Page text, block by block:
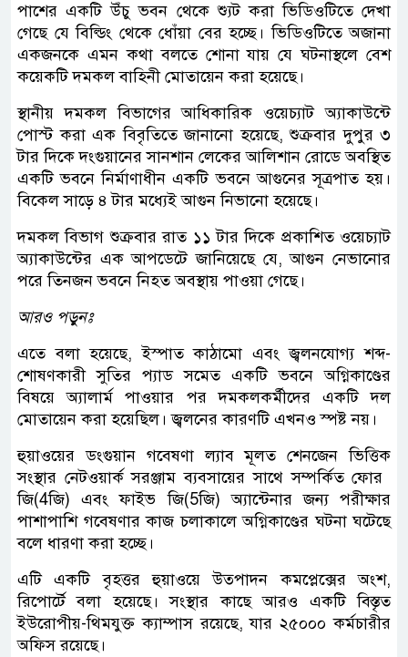
পাশের একটি উঁচু ভবন থেকে শ্যুট করা ভিডিওটিতে দেখা
গেছে যে বিল্ডিং থেকে ধোঁয়া বের হচ্ছে। ভিডিওটিতে অজানা
একজনকে এমন কথা বলতে শোনা যায় যে ঘটনাস্থলে বেশ
কয়েকটি দমকল বাহিনী মোতায়েন করা হয়েছে।
স্থানীয় দমকল বিভাগের আধিকারিক ওয়েচ্যাট অ্যাকাউন্টে
পোস্ট করা এক বিবৃতিতে জানানো হয়েছে, শুক্রবার দুপুর ৩
টার দিকে দংগুয়ানের সানশান লেকের আলিশান রোডে অবস্থিত
একটি ভবনে নির্মাণাধীন একটি ভবনে আগুনের সূত্রপাত হয়।
বিকেল সাড়ে ৪ টার মধ্যেই আগুন নিভানো হয়েছে।
দমকল বিভাগ শুক্রবার রাত ১১ টার দিকে প্রকাশিত ওয়েচ্যাট
অ্যাকাউন্টের এক আপডেটে জানিয়েছে যে, আগুন নেভানোর
পরে তিনজন ভবনে নিহত অবস্থায় পাওয়া গেছে।
আরও পড়ুনঃ
এতে বলা হয়েছে, ইস্পাত কাঠামো এবং জ্বলনযোগ্য শব্দ-
শোষণকারী সুতির প্যাড সমেত একটি ভবনে অগ্নিকাণ্ডের
বিষয়ে অ্যালার্ম পাওয়ার পর দমকলকর্মীদের একটি দল
মোতায়েন করা হয়েছিল। জ্বলনের কারণটি এখনও স্পষ্ট নয়।
হুয়াওয়ের ডংগুয়ান গবেষণা ল্যাব মূলত শেনজেন ভিত্তিক
সংস্থার নেটওয়ার্ক সরঞ্জাম ব্যবসায়ের সাথে সম্পর্কিত ফোর ​​
জি(4জি) এবং ফাইভ জি(5জি) অ্যান্টেনার জন্য পরীক্ষার
পাশাপাশি গবেষণার কাজ চলাকালে অগ্নিকাণ্ডের ঘটনা ঘটেছে
বলে ধারণা করা হচ্ছে।
এটি একটি বৃহত্তর হুয়াওয়ে উত্পাদন কমপ্লেক্সের অংশ,
রিপোর্টে বলা হয়েছে। সংস্থার কাছে আরও একটি বিস্তৃত
ইউরোপীয়-থিমযুক্ত ক্যাম্পাস রয়েছে, যার ২৫০০০ কর্মচারীর
অফিস রয়েছে।